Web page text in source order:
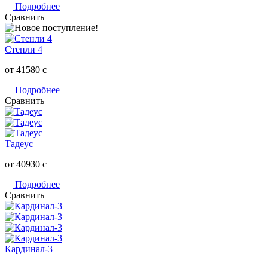
Подробнее
Сравнить
Стенли 4
от 41580 c
Подробнее
Сравнить
Тадеус
от 40930 c
Подробнее
Сравнить
Кардинал-3